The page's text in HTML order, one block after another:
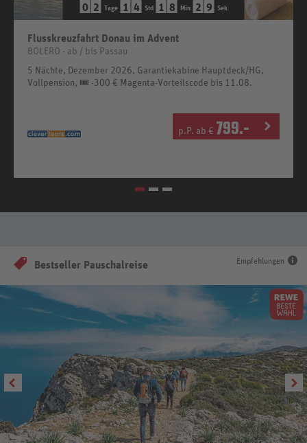
0 2 Tage 1 4 Std 1 8 Min 2 8 Sek
Flusskreuzfahrt Donau im Advent
BOLERO - ab / bis Passau
5 Nächte, Dezember 2026, Garantiekabine Hauptdeck/HG,
Vollpension, 🎟️ -300 € Magenta-Vorteilscode bis 11.08.
p.P. ab € 799.-
Empfehlungen
Bestseller Pauschalreise